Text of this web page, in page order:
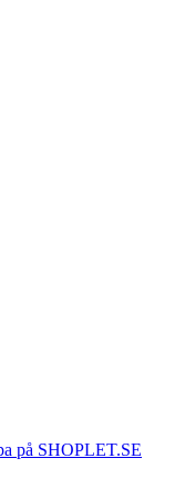
på SHOPLET.SE